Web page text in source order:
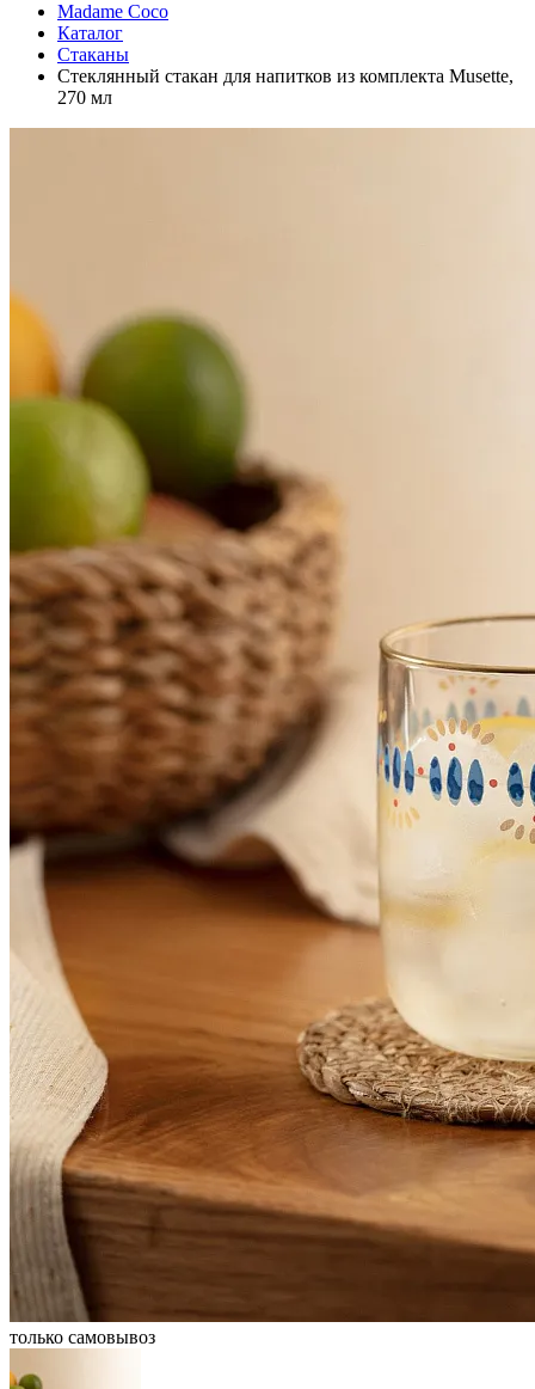
Madame Coco
Каталог
Стаканы
Стеклянный стакан для напитков из комплекта Musette,
270 мл
только самовывоз